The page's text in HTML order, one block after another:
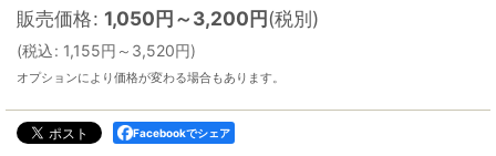
販売価格: 1,050円～3,200円(税別)
(税込: 1,155円 ～3,520円)
オプションにより価格が変わる場合もあります。
Facebookでシェア